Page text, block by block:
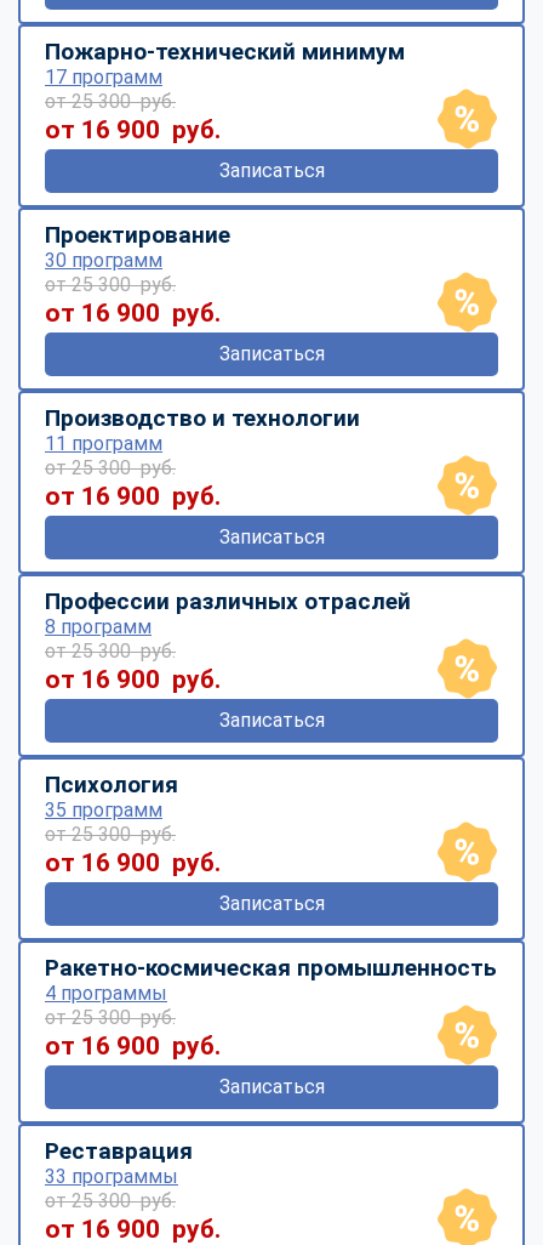
Пожарно-технический минимум
17 программ
от 25 300 руб.
от 16 900 руб.
Записаться
Проектирование
30 программ
от 25 300 руб.
от 16 900 руб.
Записаться
Производство и технологии
11 программ
от 25 300 руб.
от 16 900 руб.
Записаться
Профессии различных отраслей
8 программ
от 25 300 руб.
от 16 900 руб.
Записаться
Психология
35 программ
от 25 300 руб.
от 16 900 руб.
Записаться
Ракетно-космическая промышленность
4 программы
от 25 300 руб.
от 16 900 руб.
Записаться
Реставрация
33 программы
от 25 300 руб.
от 16 900 руб.